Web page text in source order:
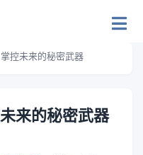
控未来的秘密武器
来的秘密武器